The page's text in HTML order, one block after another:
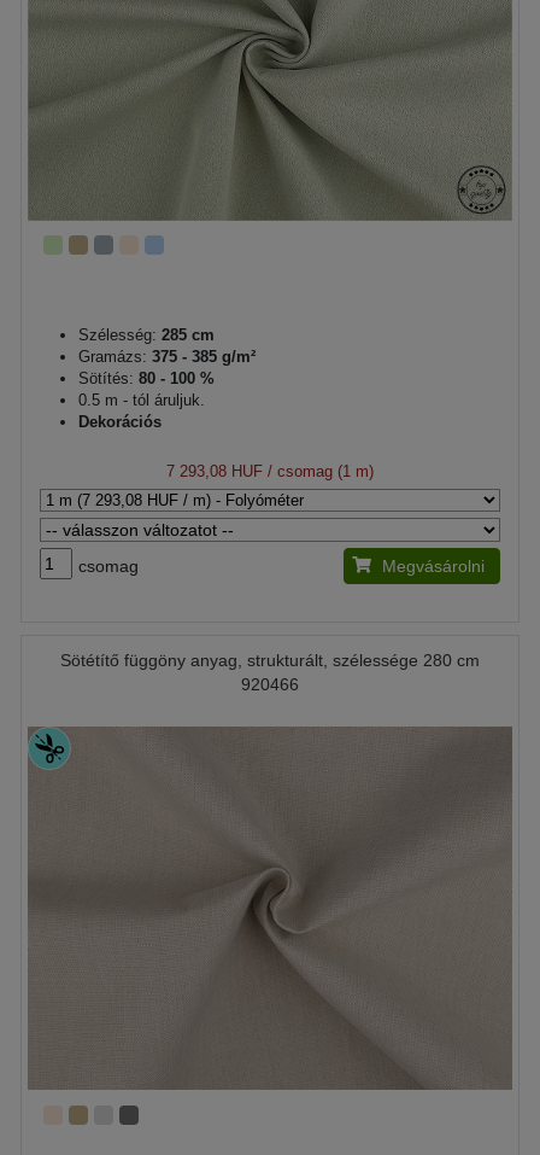
Szélesség: 285 cm
Gramázs: 375 - 385 g/m²
Sötítés: 80 - 100 %
0.5 m - tól áruljuk.
Dekorációs
7 293,08 HUF / csomag (1 m)
csomag Megvásárolni
Sötétítő függöny anyag, strukturált, szélessége 280 cm
920466